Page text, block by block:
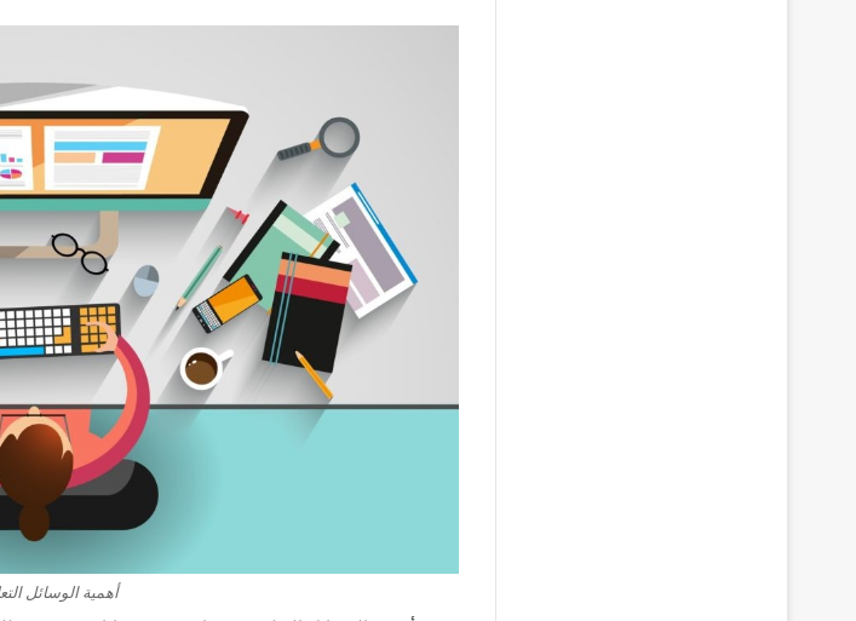
أهمية الوسائل